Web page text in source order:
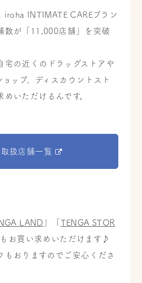
iroha INTIMATE CAREブラン
数が「11,000店舗」を突破
宅の近くのドラッグストアや
ップ、ディスカウントスト
めいただけるんです。
取扱店舗一覧
LAND
TENGA STOR
もお買い求めいただけます♪
もおりますのでご安心くださ